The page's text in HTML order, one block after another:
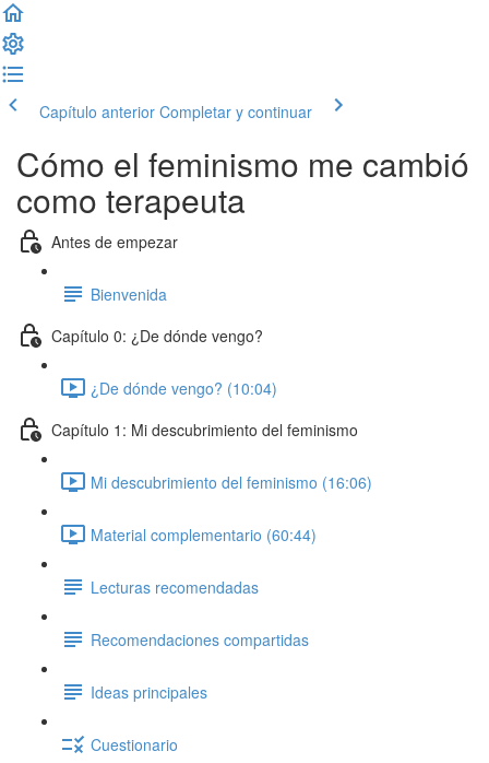
Capítulo anterior Completar y continuar
Cómo el feminismo me cambió
como terapeuta
Antes de empezar
Bienvenida
Capítulo 0: ¿De dónde vengo?
¿De dónde vengo? (10:04)
Capítulo 1: Mi descubrimiento del feminismo
Mi descubrimiento del feminismo (16:06)
Material complementario (60:44)
Lecturas recomendadas
Recomendaciones compartidas
Ideas principales
Cuestionario